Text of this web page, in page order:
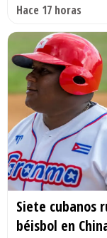
Hace 17 horas
Siete cubanos
béisbol en